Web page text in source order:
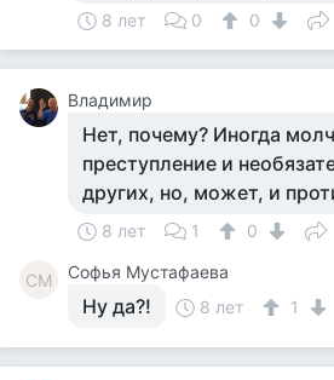
8 лет 0 0
Владимир
Нет, почему? Иногда
преступление и
других, но, может, и
8 лет 1 0
СМ Софья Мустафаева
Ну да?! 8 лет 1